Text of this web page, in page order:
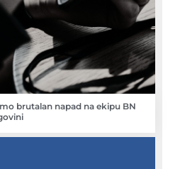
brutalan napad na ekipu BN